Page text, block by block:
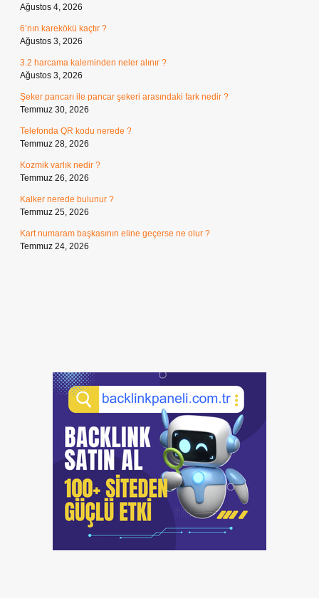
Ağustos 4, 2026
6’nın karekökü kaçtır ?
Ağustos 3, 2026
3.2 harcama kaleminden neler alınır ?
Ağustos 3, 2026
Şeker pancarı ile pancar şekeri arasındaki fark nedir ?
Temmuz 30, 2026
Telefonda QR kodu nerede ?
Temmuz 28, 2026
Kozmik varlık nedir ?
Temmuz 26, 2026
Kalker nerede bulunur ?
Temmuz 25, 2026
Kart numaram başkasının eline geçerse ne olur ?
Temmuz 24, 2026